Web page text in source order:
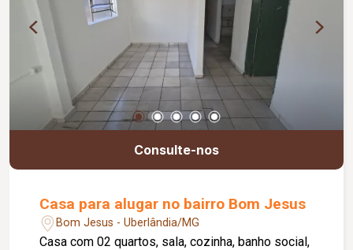
Consulte-nos
Casa para alugar no bairro Bom Jesus
Bom Jesus - Uberlândia/MG
Casa com 02 quartos, sala, cozinha, banho social,